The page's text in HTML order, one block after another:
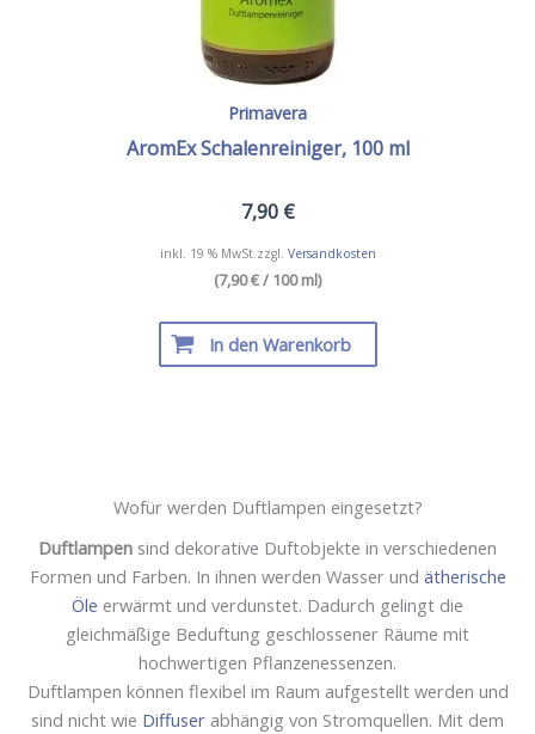
Primavera
AromEx Schalenreiniger, 100 ml
7,90 €
inkl. 19 % MwSt. zzgl. Versandkosten
(7,90 € / 100 ml)
In den Warenkorb
Wofür werden Duftlampen eingesetzt?
Duftlampen sind dekorative Duftobjekte in verschiedenen
Formen und Farben. In ihnen werden Wasser und ätherische
Öle erwärmt und verdunstet. Dadurch gelingt die
gleichmäßige Beduftung geschlossener Räume mit
hochwertigen Pflanzenessenzen.
Duftlampen können flexibel im Raum aufgestellt werden und
sind nicht wie Diffuser abhängig von Stromquellen. Mit dem